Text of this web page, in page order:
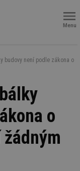
Menu
budovy není podle zákona o
o